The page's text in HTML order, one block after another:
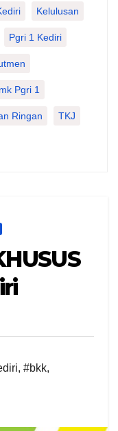
Kelulusan
Pgri 1 Kediri
Pgri 1
Ringan TKJ
, #bkk,